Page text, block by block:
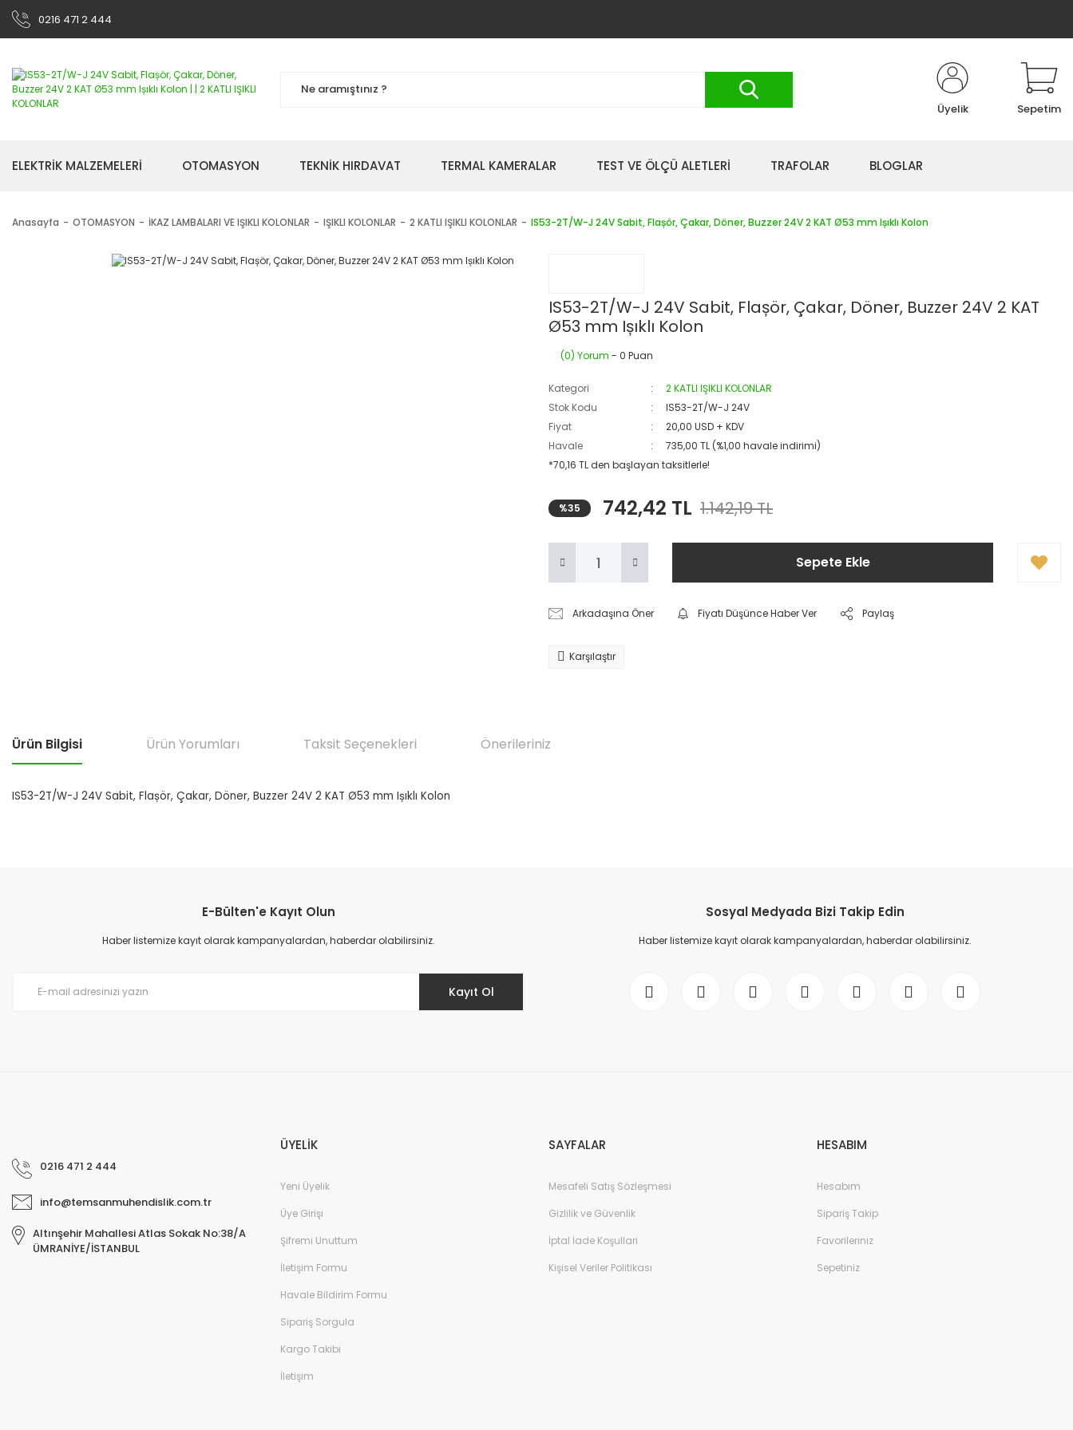
0216 471 2 444
Üyelik Sepetim
ELEKTRİK MALZEMELERİ OTOMASYON TEKNİK HIRDAVAT TERMAL KAMERALAR TEST VE ÖLÇÜ ALETLERİ TRAFOLAR BLOGLAR
Anasayfa OTOMASYON İKAZ LAMBALARI VE IŞIKLI KOLONLAR IŞIKLI KOLONLAR 2 KATLI IŞIKLI KOLONLAR IS53-2T/W-J 24V Sabit, Flașör, Çakar, Döner, Buzzer 24V 2 KAT Ø53 mm Ișıklı Kolon
IS53-2T/W-J 24V Sabit, Flașör, Çakar, Döner, Buzzer 24V 2 KAT
Ø53 mm Ișıklı Kolon
(0) Yorum - 0 Puan
Kategori
2 KATLI IŞIKLI KOLONLAR
Stok Kodu
IS53-2T/W-J 24V
Fiyat
20,00 USD + KDV
Havale
735,00 TL (%1,00 havale indirimi)
*70,16 TL den başlayan taksitlerle!
%35 742,42 TL 1.142,19 TL
Sepete Ekle
Arkadaşına Öner Fiyatı Düşünce Haber Ver Paylaş
Karşılaştır
Ürün Bilgisi Ürün Yorumları Taksit Seçenekleri Önerileriniz
IS53-2T/W-J 24V Sabit, Flașör, Çakar, Döner, Buzzer 24V 2 KAT Ø53 mm Ișıklı Kolon
Ürün resmi kalitesiz, bozuk veya görüntülenemiyor.
Ürün açıklamasında eksik bilgiler bulunuyor.
E-Bülten'e Kayıt Olun
Haber listemize kayıt olarak kampanyalardan, haberdar olabilirsiniz.
Kayıt Ol
Sosyal Medyada Bizi Takip Edin
Haber listemize kayıt olarak kampanyalardan, haberdar olabilirsiniz.
0216 471 2 444
info@temsanmuhendislik.com.tr
Altınşehir Mahallesi Atlas Sokak No:38/A
ÜMRANİYE/İSTANBUL
ÜYELİK
Yeni Üyelik
Üye Girişi
Şifremi Unuttum
İletişim Formu
Havale Bildirim Formu
Sipariş Sorgula
Kargo Takibi
İletişim
SAYFALAR
Mesafeli Satış Sözleşmesi
Gizlilik ve Güvenlik
İptal İade Koşullari
Kişisel Veriler Politikası
HESABIM
Hesabım
Sipariş Takip
Favorileriniz
Sepetiniz